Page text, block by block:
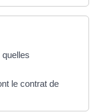
le contrat de